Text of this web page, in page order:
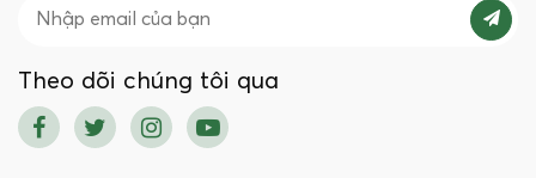
Theo dõi chúng tôi qua